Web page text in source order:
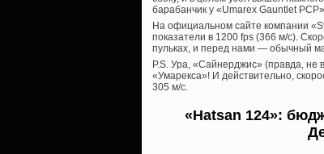
барабанчик у «Umarex Gauntlet
На официальном сайте компании
показатели в 1200 fps (366 м/с).
пульках, и перед нами — обычный
P.S. Ура, «Сайнерджис» (правда, не
«Умарекса»! И действительно,
305 м/с.
«Hatsan 124»: